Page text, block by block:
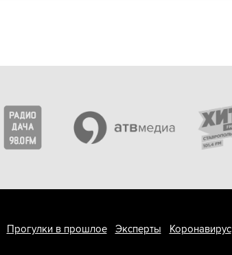
Прогулки в прошлое Эксперты Коронавирус